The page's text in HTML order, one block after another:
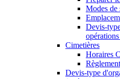
Modes de
Devis-
Cimetières
Horaires
Règlement
Devis-type